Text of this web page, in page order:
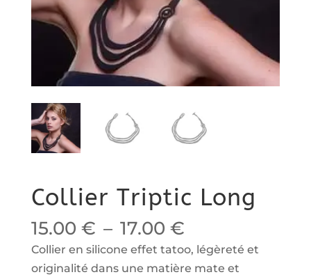
Collier Triptic Long
15.00 € – 17.00 €Plage
de
prix :
Collier en silicone effet tatoo, légèreté et
originalité dans une matière mate et